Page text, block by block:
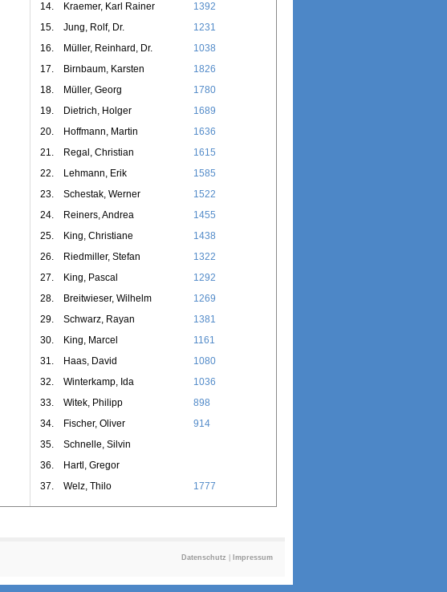
14.
Kraemer, Karl Rainer
1392
15.
Jung, Rolf, Dr.
1231
16.
Müller, Reinhard, Dr.
1038
17.
Birnbaum, Karsten
1826
18.
Müller, Georg
1780
19.
Dietrich, Holger
1689
20.
Hoffmann, Martin
1636
21.
Regal, Christian
1615
22.
Lehmann, Erik
1585
23.
Schestak, Werner
1522
24.
Reiners, Andrea
1455
25.
King, Christiane
1438
26.
Riedmiller, Stefan
1322
27.
King, Pascal
1292
28.
Breitwieser, Wilhelm
1269
29.
Schwarz, Rayan
1381
30.
King, Marcel
1161
31.
Haas, David
1080
32.
Winterkamp, Ida
1036
33.
Witek, Philipp
898
34.
Fischer, Oliver
914
35.
Schnelle, Silvin
36.
Hartl, Gregor
37.
Welz, Thilo 1777
Datenschutz Impressum